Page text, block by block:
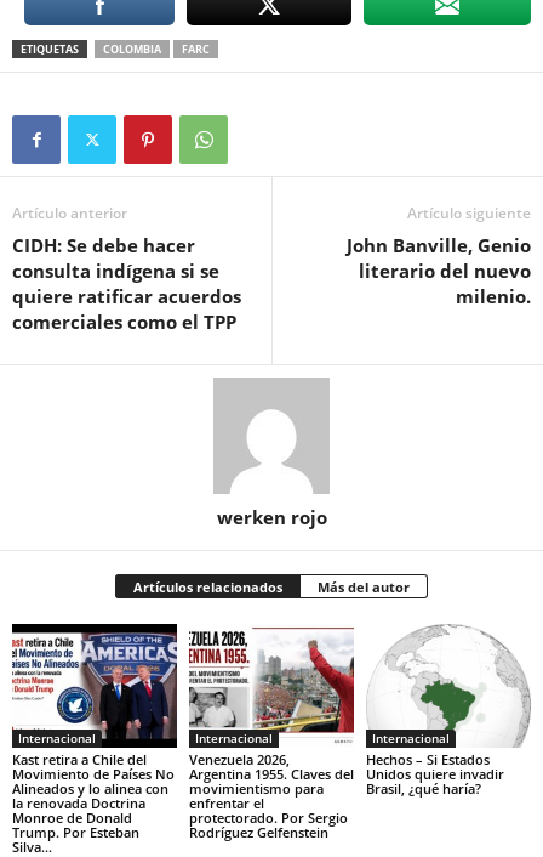
ETIQUETAS COLOMBIA FARC
Artículo anterior
CIDH: Se debe hacer
consulta indígena si se
quiere ratificar acuerdos
comerciales como el TPP
Artículo siguiente
John Banville, Genio
literario del nuevo
milenio.
werken rojo
Artículos relacionados Más del autor
Internacional
Kast retira a Chile del
Movimiento de Países No
Alineados y lo alinea con
la renovada Doctrina
Monroe de Donald
Trump. Por Esteban
Silva...
Internacional
Venezuela 2026,
Argentina 1955. Claves del
movimientismo para
enfrentar el
protectorado. Por Sergio
Rodríguez Gelfenstein
Internacional
Hechos – Si Estados
Unidos quiere invadir
Brasil, ¿qué haría?